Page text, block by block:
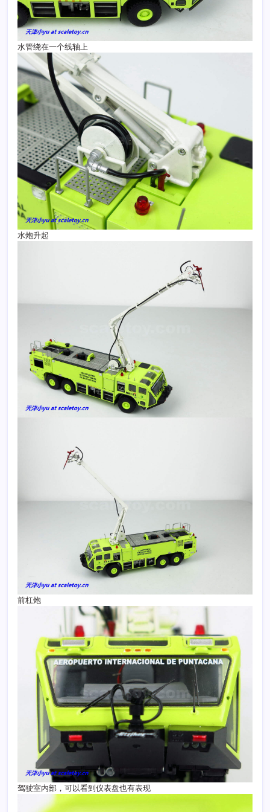
水管绕在一个线轴上
水炮升起
前杠炮
驾驶室内部，可以看到仪表盘也有表现